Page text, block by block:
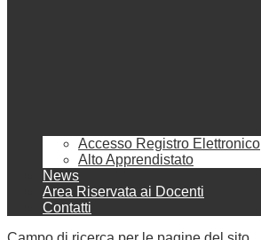
Accesso Registro Elettronico
Alto Apprendistato
News
Area Riservata ai Docenti
Contatti